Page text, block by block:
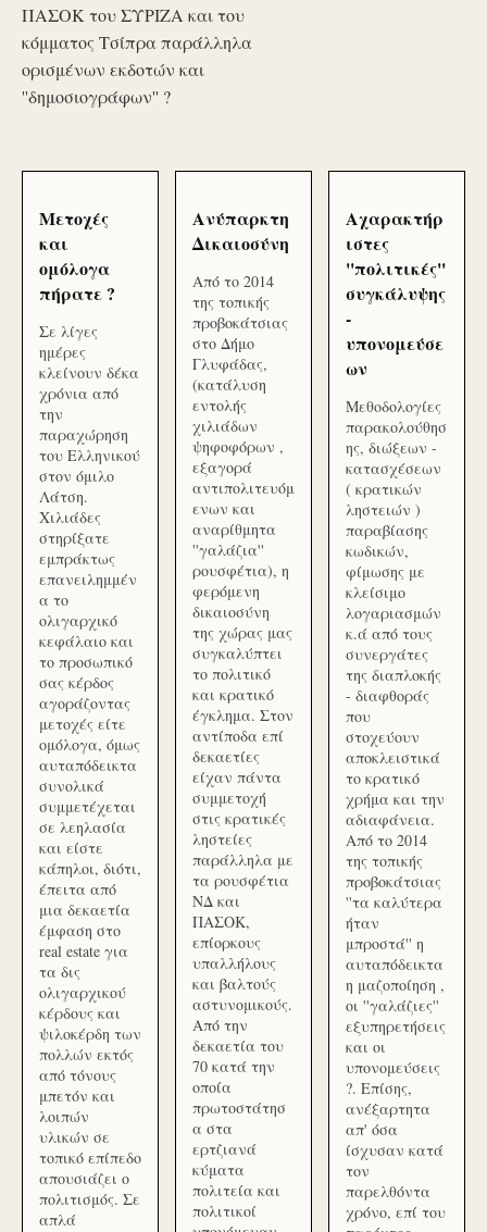
ΠΑΣΟΚ του ΣΥΡΙΖΑ και του
κόμματος Τσίπρα παράλληλα
ορισμένων εκδοτών και
''δημοσιογράφων'' ?
Μετοχές
και
ομόλογα
πήρατε ?
Σε λίγες
ημέρες
κλείνουν δέκα
χρόνια από
την
παραχώρηση
του Ελληνικού
στον όμιλο
Λάτση.
Χιλιάδες
στηρίξατε
εμπράκτως
επανειλημμέν
α το
ολιγαρχικό
κεφάλαιο και
το προσωπικό
σας κέρδος
αγοράζοντας
μετοχές είτε
ομόλογα, όμως
αυταπόδεικτα
συνολικά
συμμετέχεται
σε λεηλασία
και είστε
κάπηλοι, διότι,
έπειτα από
μια δεκαετία
έμφαση στο
real estate για
τα δις
ολιγαρχικού
κέρδους και
ψιλοκέρδη των
πολλών εκτός
από τόνους
μπετόν και
λοιπών
υλικών σε
τοπικό επίπεδο
απουσιάζει ο
πολιτισμός. Σε
απλά
Ανύπαρκτη
Δικαιοσύνη
Από το 2014
της τοπικής
προβοκάτσιας
στο Δήμο
Γλυφάδας,
(κατάλυση
εντολής
χιλιάδων
ψηφοφόρων ,
εξαγορά
αντιπολιτευόμ
ενων και
αναρίθμητα
''γαλάζια''
ρουσφέτια), η
φερόμενη
δικαιοσύνη
της χώρας μας
συγκαλύπτει
το πολιτικό
και κρατικό
έγκλημα. Στον
αντίποδα επί
δεκαετίες
είχαν πάντα
συμμετοχή
στις κρατικές
ληστείες
παράλληλα με
τα ρουσφέτια
ΝΔ και
ΠΑΣΟΚ,
επίορκους
υπαλλήλους
και βαλτούς
αστυνομικούς.
Από την
δεκαετία του
70 κατά την
οποία
πρωτοστάτησ
α στα
ερτζιανά
κύματα
πολιτεία και
πολιτικοί
Αχαρακτήρ
ιστες
''πολιτικές''
συγκάλυψης
-
υπονομεύσε
ων
Μεθοδολογίες
παρακολούθησ
ης, διώξεων -
κατασχέσεων
( κρατικών
ληστειών )
παραβίασης
κωδικών,
φίμωσης με
κλείσιμο
λογαριασμών
κ.ά από τους
συνεργάτες
της διαπλοκής
- διαφθοράς
που
στοχεύουν
αποκλειστικά
το κρατικό
χρήμα και την
αδιαφάνεια.
Από το 2014
της τοπικής
προβοκάτσιας
''τα καλύτερα
ήταν
μπροστά'' η
αυταπόδεικτα
η μαζοποίηση ,
οι ''γαλάζιες''
εξυπηρετήσεις
και οι
υπονομεύσεις
?. Επίσης,
ανέξαρτητα
απ' όσα
ίσχυσαν κατά
τον
παρελθόντα
χρόνο, επί του